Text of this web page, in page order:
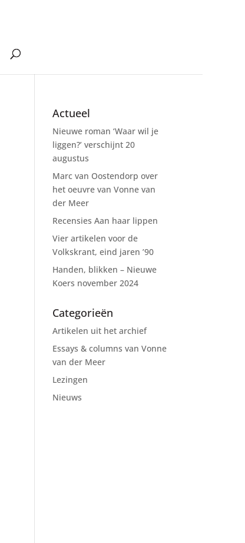
Actueel
Nieuwe roman ‘Waar wil je
liggen?’ verschijnt 20
augustus
Marc van Oostendorp over
het oeuvre van Vonne van
der Meer
Recensies Aan haar lippen
Vier artikelen voor de
Volkskrant, eind jaren ’90
Handen, blikken – Nieuwe
Koers november 2024
Categorieën
Artikelen uit het archief
Essays & columns van Vonne
van der Meer
Lezingen
Nieuws